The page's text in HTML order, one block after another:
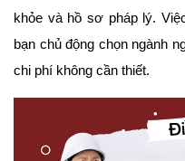
khỏe và hồ sơ pháp lý.
bạn chủ động chọn ngành
chi phí không cần thiết.